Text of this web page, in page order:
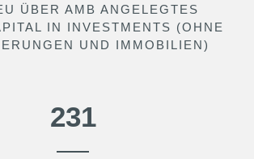
ÜBER AMB ANGELEGTES
IN INVESTMENTS (OHNE
UND IMMOBILIEN)
366